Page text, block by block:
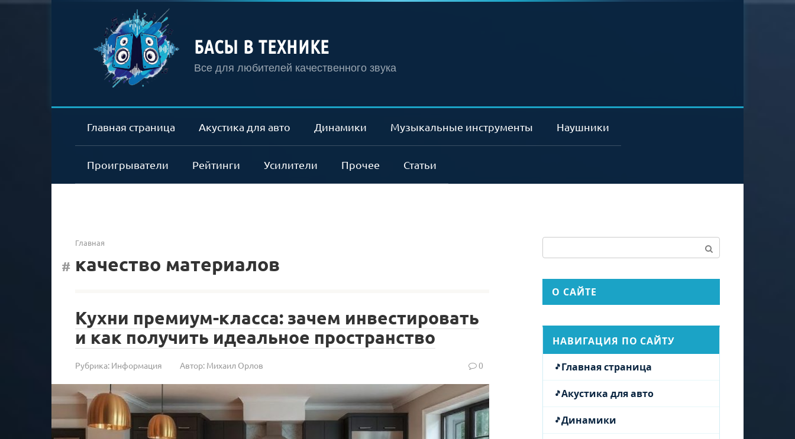
БАСЫ В ТЕХНИКЕ
Все для любителей качественного звука
Главная страница Акустика для авто Динамики Музыкальные инструменты Наушники
Проигрыватели Рейтинги Усилители Прочее Статьи
Главная
качество материалов
Кухни премиум-класса: зачем инвестировать
и как получить идеальное пространство
Рубрика: Информация Автор: Михаил Орлов 0
О САЙТЕ
НАВИГАЦИЯ ПО САЙТУ
Главная страница
Акустика для авто
Динамики